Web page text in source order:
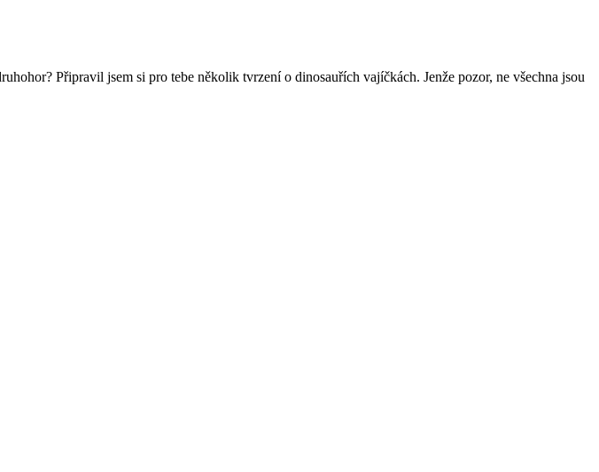
Připravil jsem si pro tebe několik tvrzení o dinosauřích vajíčkách. Jenže pozor, ne všechna jsou